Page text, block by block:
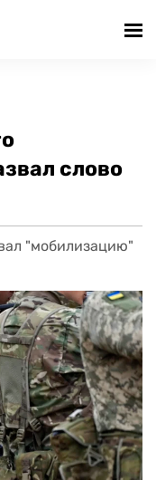
слово
"мобилизацию"